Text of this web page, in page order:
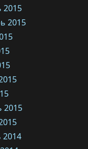
2015
2015
2015
2014